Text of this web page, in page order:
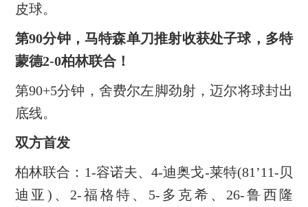
皮球。
第90分钟，马特森单刀推射收获处子球，多特
蒙德2-0柏林联合！
第90+5分钟，舍费尔左脚劲射，迈尔将球封出
底线。
双方首发
柏林联合：1-容诺夫、4-迪奥戈-莱特(81’11-贝
迪亚)、2-福格特、5-多克希、26-鲁西隆